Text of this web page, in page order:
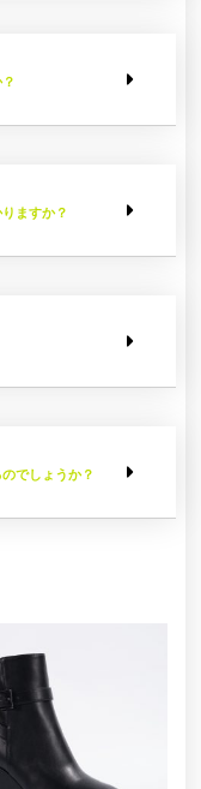
ますか？
でしょうか？